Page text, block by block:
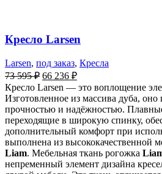
Кресло Larsen
Larsen, под заказ, Кресла
73 595₽ 66 236 ₽
Кресло Larsen — это воплощение
Изготовленное из массива дуба, оно
прочностью и надёжностью.
переходящие в широкую спинку,
дополнительный комфорт при
выполнена из высококачественной
Liam. Мебельная ткань рогожка
непременный элемент дизайна